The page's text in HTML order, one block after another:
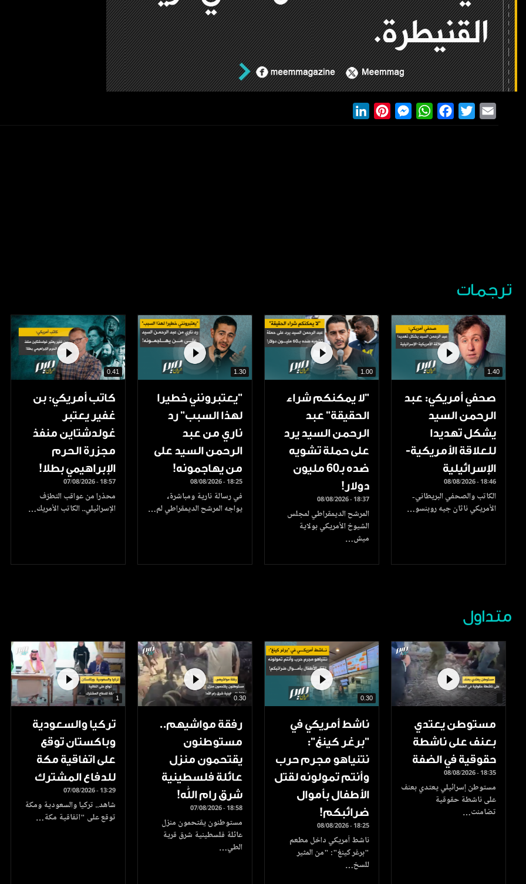
LinkedInPinterestMessengerWhatsAppFacebook
Twitter
ترجمات
1.40
صحفي أمريكي: عبد
الرحمن السيد
يشكل تهديدا
للعلاقة الأمريكية-
الإسرائيلية
08/08/2026 - 18:46
الكاتب والصحفي البريطاني-
الأمريكي ناثان جيه روبنسو…
1.00
"لا يمكنكم شراء
الحقيقة" عبد
الرحمن السيد يرد
على حملة تشويه
ضده بـ60 مليون
دولار!
08/08/2026 - 18:37
المرشح الديمقراطي لمجلس
الشيوخ الأمريكي بولاية
ميش…
1.30
"يعتبرونني خطيرا
لهذا السبب" رد
ناري من عبد
الرحمن السيد على
من يهاجمونه!
08/08/2026 - 18:25
في رسالة نارية ومباشرة،
يواجه المرشح الديمقراطي لم…
0.41
كاتب أمريكي: بن
غفير يعتبر
غولدشتاين منفذ
مجزرة الحرم
الإبراهيمي بطلا!
07/08/2026 - 18:57
محذرا من عواقب التطرّف
الإسرائيلي.. الكاتب الأمريك…
متداول
مستوطن يعتدي
بعنف على ناشطة
حقوقية في الضفة
08/08/2026 - 18:35
مستوطن إسرائيلي يعتدي بعنف
على ناشطة حقوقية
تضامنت…
0.30
ناشط أمريكي في
"برغر كينغ":
نتنياهو مجرم حرب
وأنتم تمولونه لقتل
الأطفال بأموال
ضرائبكم!
08/08/2026 - 18:25
ناشط أمريكي داخل مطعم
"برغر كينغ": "من المثير
للسخ…
0.30
رفقة مواشيهم..
مستوطنون
يقتحمون منزل
عائلة فلسطينية
شرق رام الله!
07/08/2026 - 18:58
مستوطنون يقتحمون منزل
عائلة فلسطينية شرق قرية
الطي…
1
تركيا والسعودية
وباكستان توقع
على اتفاقية مكة
للدفاع المشترك
07/08/2026 - 13:29
شاهد.. تركيا والسعودية ومكة
توقع على "اتفاقية مكة…